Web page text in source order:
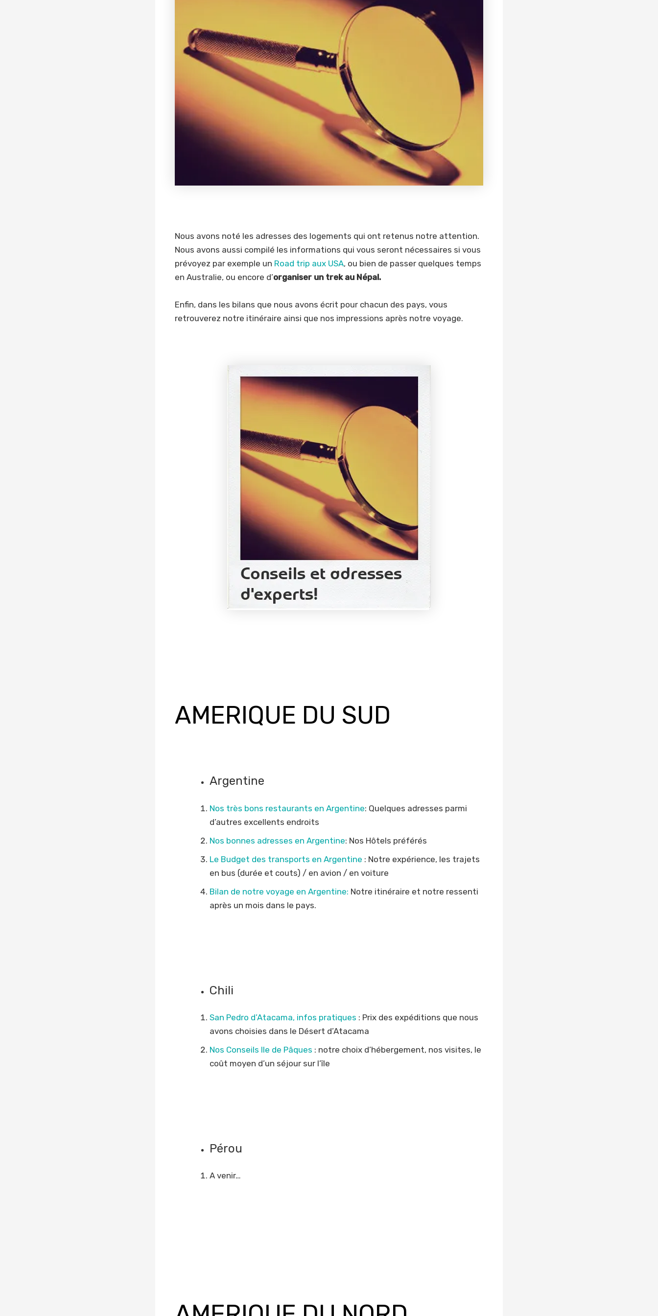
Nous avons noté les adresses des logements qui ont retenus notre attention.
Nous avons aussi compilé les informations qui vous seront nécessaires si vous
prévoyez par exemple un Road trip aux USA, ou bien de passer quelques temps
en Australie, ou encore d’organiser un trek au Népal.
Enfin, dans les bilans que nous avons écrit pour chacun des pays, vous
retrouverez notre itinéraire ainsi que nos impressions après notre voyage.
AMERIQUE DU SUD
Argentine
Nos très bons restaurants en Argentine: Quelques adresses parmi
d’autres excellents endroits
Nos bonnes adresses en Argentine: Nos Hôtels préférés
Le Budget des transports en Argentine : Notre expérience, les trajets
en bus (durée et couts) / en avion / en voiture
Bilan de notre voyage en Argentine: Notre itinéraire et notre ressenti
après un mois dans le pays.
Chili
San Pedro d’Atacama, infos pratiques : Prix des expéditions que nous
avons choisies dans le Désert d’Atacama
Nos Conseils Ile de Pâques : notre choix d’hébergement, nos visites, le
coût moyen d’un séjour sur l’île
Pérou
A venir…